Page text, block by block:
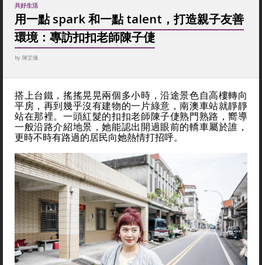
共好生活
用一點 spark 和一點 talent，打造親子友善
環境：專訪扣扣老師陳子倢
by 陳芷儀
搭上台鐵，搖搖晃晃兩個多小時，沿途景色自高樓轉向
平房，再到幾乎沒有建物的一片綠意，南澳車站就靜靜
站在那裡。一頭紅髮的扣扣老師陳子倢熟門熟路，嚮導
一般沿路介紹地景，她能認出開過眼前的轎車屬於誰，
更時不時有路過的居民向她熱情打招呼。